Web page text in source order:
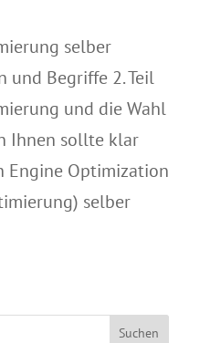
selber
und Begriffe 2. Teil
und die Wahl
Ihnen sollte klar
Engine Optimization
selber